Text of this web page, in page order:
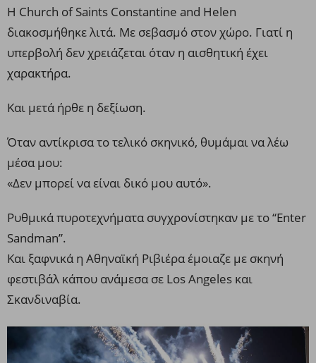
Η Church of Saints Constantine and Helen
διακοσμήθηκε λιτά. Με σεβασμό στον χώρο. Γιατί η
υπερβολή δεν χρειάζεται όταν η αισθητική έχει
χαρακτήρα.
Και μετά ήρθε η δεξίωση.
Όταν αντίκρισα το τελικό σκηνικό, θυμάμαι να λέω
μέσα μου:
«Δεν μπορεί να είναι δικό μου αυτό».
Ρυθμικά πυροτεχνήματα συγχρονίστηκαν με το “Enter
Sandman”.
Και ξαφνικά η Αθηναϊκή Ριβιέρα έμοιαζε με σκηνή
φεστιβάλ κάπου ανάμεσα σε Los Angeles και
Σκανδιναβία.